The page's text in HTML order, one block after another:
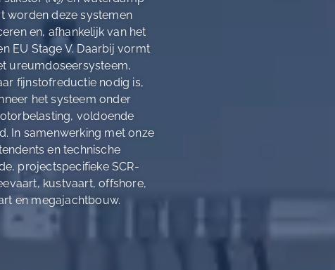
worden deze systemen
en, afhankelijk van het
EU Stage V. Daarbij vormt
ureumdoseersysteem,
fijnstofreductie nodig is,
het systeem onder
voldoende
In samenwerking met onze
en technische
projectspecifieke SCR-
kustvaart, offshore,
en megajachtbouw.